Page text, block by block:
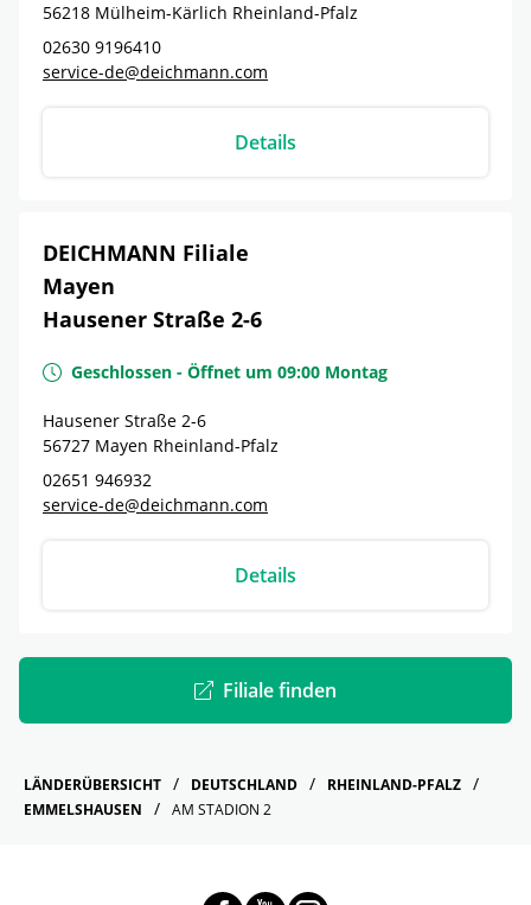
56218 Mülheim-Kärlich Rheinland-Pfalz
02630 9196410
service-de@deichmann.com
Details
DEICHMANN Filiale
Mayen
Hausener Straße 2-6
Geschlossen - Öffnet um 09:00 Montag
Hausener Straße 2-6
56727 Mayen Rheinland-Pfalz
02651 946932
service-de@deichmann.com
Details
Filiale finden
LÄNDERÜBERSICHT DEUTSCHLAND
RHEINLAND-PFALZ
EMMELSHAUSEN
AM STADION 2